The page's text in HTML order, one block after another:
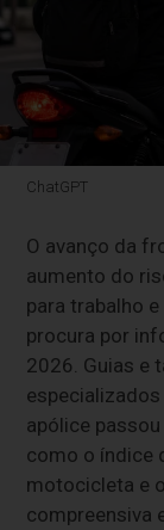
ChatGPT
O avanço da
aumento do
para trabalho
procura por
2026. Guias e
apólice
como o índice
motocicleta e
compreensiva